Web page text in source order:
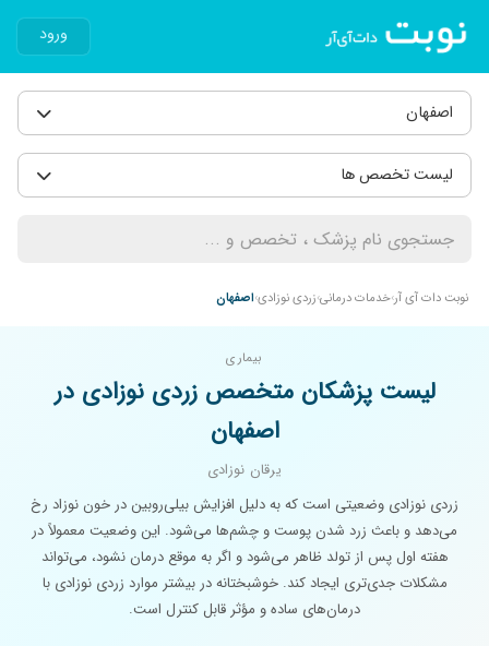
ورود
اصفهان
لیست تخصص ها
نوبت دات آی آر خدمات درمانی زردی نوزادی اصفهان
بیماری
لیست پزشکان متخصص زردی نوزادی در
اصفهان
یرقان نوزادی
زردی نوزادی وضعیتی است که به دلیل افزایش بیلی‌روبین در خون نوزاد رخ
می‌دهد و باعث زرد شدن پوست و چشم‌ها می‌شود. این وضعیت معمولاً در
هفته اول پس از تولد ظاهر می‌شود و اگر به موقع درمان نشود، می‌تواند
مشکلات جدی‌تری ایجاد کند. خوشبختانه در بیشتر موارد زردی نوزادی با
درمان‌های ساده و مؤثر قابل کنترل است.